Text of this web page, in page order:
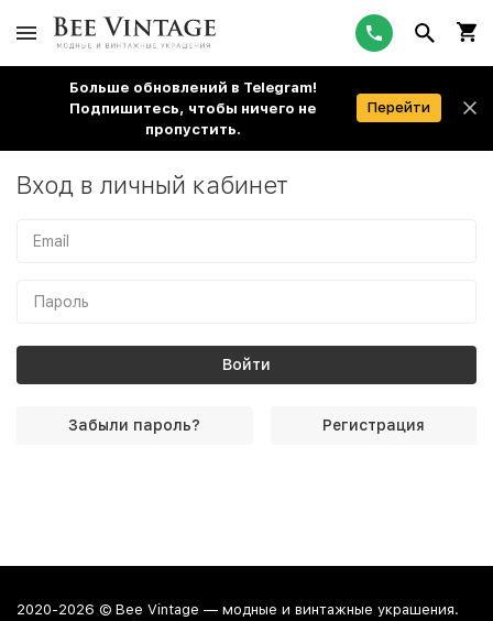
Больше обновлений в Telegram!
Подпишитесь, чтобы ничего не
пропустить.
Перейти
Вход в личный кабинет
Забыли пароль? Регистрация
2020-2026 © Bee Vintage — модные и винтажные украшения.